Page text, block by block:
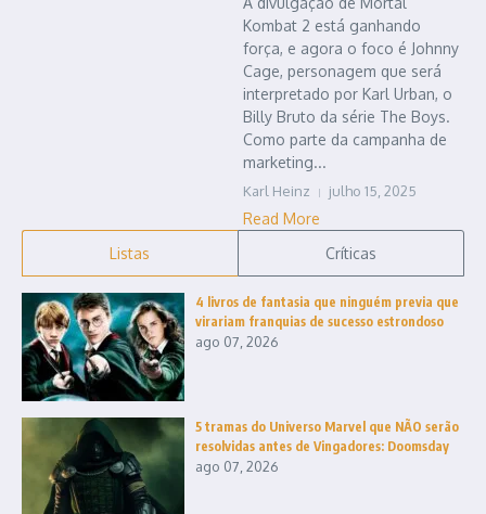
Kombat 2 está ganhando
força, e agora o foco é Johnny
Cage, personagem que será
interpretado por Karl Urban, o
Billy Bruto da série The Boys.
Como parte da campanha de
marketing...
Karl Heinz julho 15, 2025
Read More
Listas
Críticas
4 livros de fantasia que ninguém previa que
virariam franquias de sucesso estrondoso
ago 07, 2026
5 tramas do Universo Marvel que NÃO serão
resolvidas antes de Vingadores: Doomsday
ago 07, 2026